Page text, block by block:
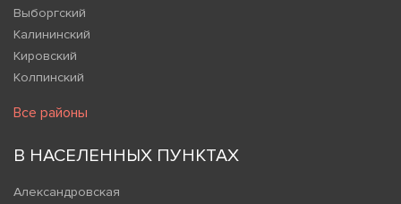
Выборгский
Калининский
Кировский
Колпинский
Все районы
В НАСЕЛЕННЫХ ПУНКТАХ
Александровская